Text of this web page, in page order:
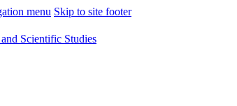
menu Skip to site footer
Scientific Studies